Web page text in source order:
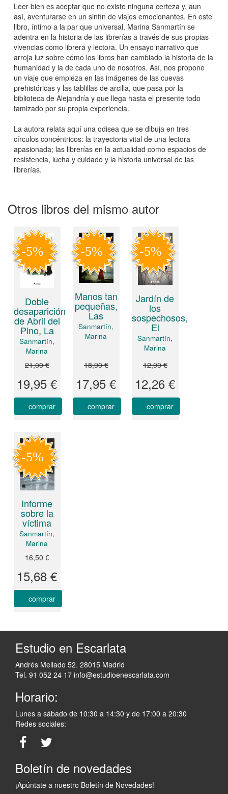
Leer bien es aceptar que no existe ninguna certeza y, aun
así, aventurarse en un sinfín de viajes emocionantes. En este
libro, íntimo a la par que universal, Marina Sanmartín se
adentra en la historia de las librerías a través de sus propias
vivencias como librera y lectora. Un ensayo narrativo que
arroja luz sobre cómo los libros han cambiado la historia de la
humanidad y la de cada uno de nosotros. Así, nos propone
un viaje que empieza en las imágenes de las cuevas
prehistóricas y las tablillas de arcilla, que pasa por la
biblioteca de Alejandría y que llega hasta el presente todo
tamizado por su propia experiencia.
La autora relata aquí una odisea que se dibuja en tres
círculos concéntricos: la trayectoria vital de una lectora
apasionada; las librerías en la actualidad como espacios de
resistencia, lucha y cuidado y la historia universal de las
librerías.
Otros libros del mismo autor
Doble
desaparición
de Abril del
Pino, La
Sanmartín,
Marina
21,00 €
19,95 €
comprar
Manos tan
pequeñas,
Las
Sanmartín,
Marina
18,90 €
17,95 €
comprar
Jardín de
los
sospechosos,
El
Sanmartín,
Marina
12,90 €
12,26 €
comprar
Informe
sobre la
víctima
Sanmartín,
Marina
16,50 €
15,68 €
comprar
Estudio en Escarlata
Andrés Mellado 52. 28015 Madrid
Tel. 91 052 24 17 info@estudioenescarlata.com
Horario:
Lunes a sábado de 10:30 a 14:30 y de 17:00 a 20:30
Redes sociales:
Boletín de novedades
¡Apúntate a nuestro Boletín de Novedades!